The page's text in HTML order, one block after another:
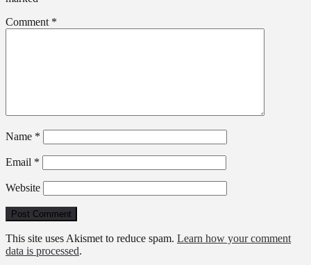
Comment *
Name *
Email *
Website
This site uses Akismet to reduce spam. Learn how your comment
data is processed.